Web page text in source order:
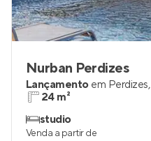
Nurban Perdizes
Lançamento em Perdizes,
24 m²
studio
Venda a partir de